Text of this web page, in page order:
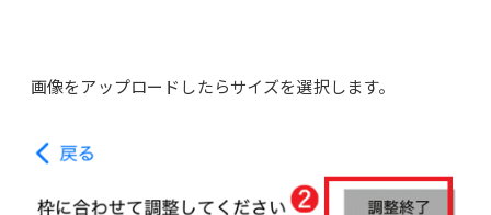
画像をアップロードしたらサイズを選択します。